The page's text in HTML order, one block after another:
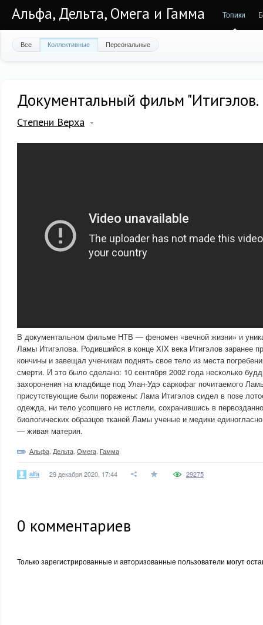
Альфа, Дельта, Омега и Гамма Топики
Все Коллективные Персональные
Документальный фильм
Степени Верха
В документальном фильме НТВ — феномен «вечной жизни» и
Ламы Итигэлова. Родившийся в конце XIX века Итигэлов заранее
кончины и завещал ученикам поднять свое тело из места
смерти. И это было сделано: 10 сентября 2002 года несколько
захоронения на кладбище под Улан-Удэ саркофаг почитаемого
присутствующие были поражены: Лама Итигэлов сидел в позе
одежда, ни тело усопшего не истлели, сохранившись в
биологических образцов тканей Ламы ученые и медики
— живая материя.
Альфа Дельта Омега Гамма
alfa 29 декабря 2020, 17:44 29275
0 комментариев
Только зарегистрированные и авторизованные пользователи могут